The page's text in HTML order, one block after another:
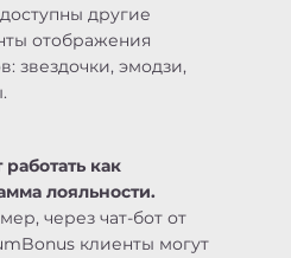
доступны другие
отображения
звездочки, эмодзи,
как
лояльности.
через чат-бот от
клиенты могут